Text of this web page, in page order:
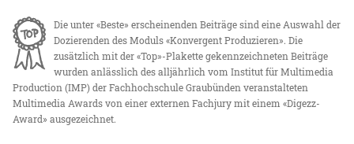
Die unter «Beste» erscheinenden Beiträge sind eine Auswahl der
Dozierenden des Moduls «Konvergent Produzieren». Die
zusätzlich mit der «Top»-Plakette gekennzeichneten Beiträge
wurden anlässlich des alljährlich vom Institut für Multimedia
Production (IMP) der Fachhochschule Graubünden veranstalteten
Multimedia Awards von einer externen Fachjury mit einem «Digezz-
Award» ausgezeichnet.